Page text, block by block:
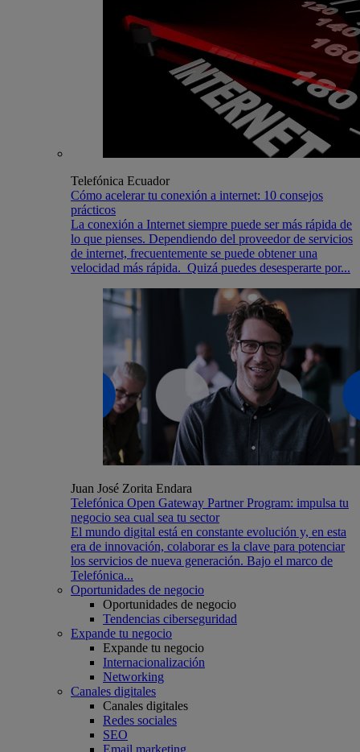
Telefónica Ecuador
Cómo acelerar tu conexión a internet: 10 consejos
prácticos
La conexión a Internet siempre puede ser más rápida de
lo que pienses. Dependiendo del proveedor de servicios
de internet, frecuentemente se puede obtener una
velocidad más rápida. Quizá puedes desesperarte por...
Juan José Zorita Endara
Telefónica Open Gateway Partner Program: impulsa tu
negocio sea cual sea tu sector
El mundo digital está en constante evolución y, en esta
era de innovación, colaborar es la clave para potenciar
los servicios de nueva generación. Bajo el marco de
Telefónica...
Oportunidades de negocio
Oportunidades de negocio
Tendencias ciberseguridad
Expande tu negocio
Expande tu negocio
Internacionalización
Networking
Canales digitales
Canales digitales
Redes sociales
SEO